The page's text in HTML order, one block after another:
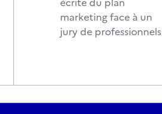
marketing face à un
jury de professionnels